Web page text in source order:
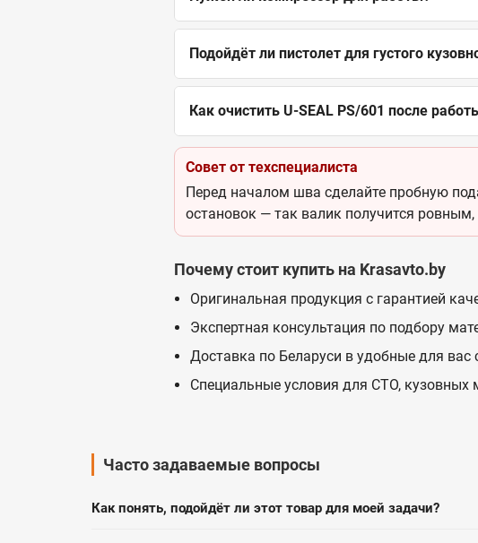
Подойдёт ли пистолет для густого
Как очистить U-SEAL PS/601 после
Совет от техспециалиста
Перед началом шва сделайте пробную
остановок — так валик получится
Почему стоит купить на Krasavto.by
Оригинальная продукция с гарантией
Экспертная консультация по подбору
Доставка по Беларуси в удобные для вас
Специальные условия для СТО, кузовных
Часто задаваемые вопросы
Как понять, подойдёт ли этот товар для моей задачи?